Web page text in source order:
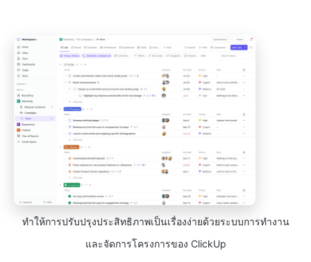
ทำให้การปรับปรุงประสิทธิภาพเป็นเรื่องง่ายด้วยระบบการทำงาน
และจัดการโครงการของ ClickUp